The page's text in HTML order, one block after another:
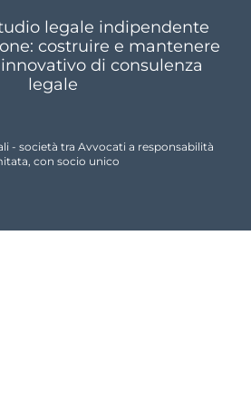
legale indipendente
costruire e mantenere
di consulenza
legale
- società tra Avvocati a responsabilità
con socio unico